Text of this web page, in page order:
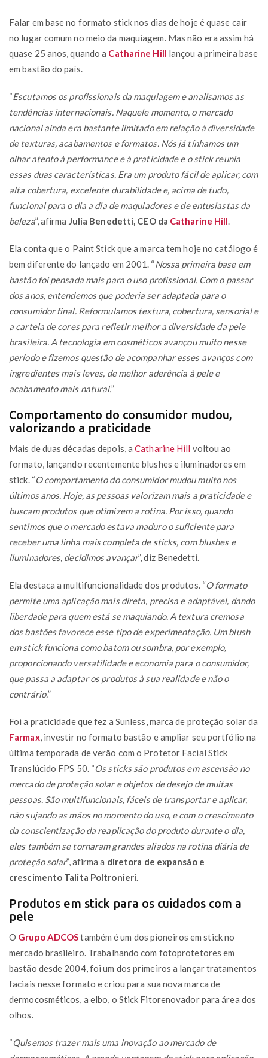
Falar em base no formato stick nos dias de hoje é quase cair
no lugar comum no meio da maquiagem. Mas não era assim há
quase 25 anos, quando a Catharine Hill lançou a primeira base
em bastão do país.
“Escutamos os profissionais da maquiagem e analisamos as
tendências internacionais. Naquele momento, o mercado
nacional ainda era bastante limitado em relação à diversidade
de texturas, acabamentos e formatos. Nós já tínhamos um
olhar atento à performance e à praticidade e o stick reunia
essas duas características. Era um produto fácil de aplicar, com
alta cobertura, excelente durabilidade e, acima de tudo,
funcional para o dia a dia de maquiadores e de entusiastas da
beleza”, afirma Julia Benedetti, CEO da Catharine Hill
Ela conta que o Paint Stick que a marca tem hoje no catálogo é
bem diferente do lançado em 2001. “ Nossa primeira base em
bastão foi pensada mais para o uso profissional. Com o passar
dos anos, entendemos que poderia ser adaptada para o
consumidor final. Reformulamos textura, cobertura, sensorial e
a cartela de cores para refletir melhor a diversidade da pele
brasileira. A tecnologia em cosméticos avançou muito nesse
período e fizemos questão de acompanhar esses avanços com
ingredientes mais leves, de melhor aderência à pele e
acabamento mais natural.”
Comportamento do consumidor mudou,
valorizando a praticidade
Mais de duas décadas depois, aCatharine Hill voltou ao
formato, lançando recentemente blushes e iluminadores em
stick. “O comportamento do consumidor mudou muito nos
últimos anos. Hoje, as pessoas valorizam mais a praticidade e
buscam produtos que otimizem a rotina. Por isso, quando
sentimos que o mercado estava maduro o suficiente para
receber uma linha mais completa de sticks, com blushes e
iluminadores, decidimos avançar”, diz Benedetti.
Ela destaca a multifuncionalidade dos produtos. “O formato
permite uma aplicação mais direta, precisa e adaptável, dando
liberdade para quem está se maquiando. A textura cremosa
dos bastões favorece esse tipo de experimentação. Um blush
em stick funciona como batom ou sombra, por exemplo,
proporcionando versatilidade e economia para o consumidor,
que passa a adaptar os produtos à sua realidade e não o
contrário.”
Foi a praticidade que fez a Sunless, marca de proteção solar da
Farmax, investir no formato bastão e ampliar seu portfólio na
última temporada de verão com o Protetor Facial Stick
Translúcido FPS 50. “Os sticks são produtos em ascensão no
mercado de proteção solar e objetos de desejo de muitas
pessoas. São multifuncionais, fáceis de transportar e aplicar,
não sujando as mãos no momento do uso, e com o crescimento
da conscientização da reaplicação do produto durante o dia,
eles também se tornaram grandes aliados na rotina diária de
proteção solar”, afirma a diretora de expansão e
crescimento Talita Poltronieri
Produtos em stick para os cuidados com a
pele
O Grupo ADCOStambém é um dos pioneiros em stick no
mercado brasileiro. Trabalhando com fotoprotetores em
bastão desde 2004, foi um dos primeiros a lançar tratamentos
faciais nesse formato e criou para sua nova marca de
dermocosméticos, a elbo, o Stick Fitorenovador para área dos
olhos.
“Quisemos trazer mais uma inovação ao mercado de